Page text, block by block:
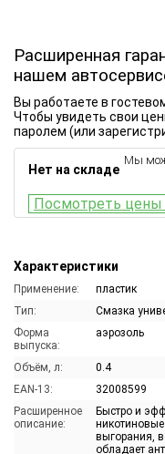
Расширенная
нашем
Характеристики
Применение:
пластик
Тип:
Смазка
Форма
выпуска:
аэрозоль
Объём, л:
0.4
EAN-13:
32008599
Расширенное
описание:
Быстро и
выгорания,
обладает
Вы работаете в
Чтобы увидеть свои
паролем (или
Нет на складе
Мы
Посмотреть цены